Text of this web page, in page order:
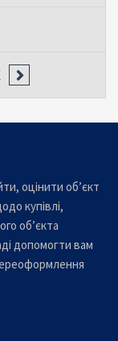
оцінити об’єкт
купівлі,
об’єкта
допомогти вам